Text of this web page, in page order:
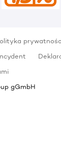
gGmbH